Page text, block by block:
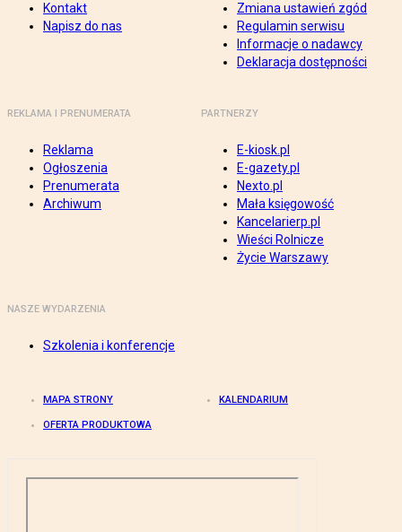
Kontakt
Napisz do nas
Zmiana ustawień zgód
Regulamin serwisu
Informacje o nadawcy
Deklaracja dostępności
REKLAMA I PRENUMERATA
Reklama
Ogłoszenia
Prenumerata
Archiwum
PARTNERZY
E-kiosk.pl
E-gazety.pl
Nexto.pl
Mała księgowość
Kancelarierp.pl
Wieści Rolnicze
Życie Warszawy
NASZE WYDARZENIA
Szkolenia i konferencje
MAPA STRONY KALENDARIUM
OFERTA PRODUKTOWA